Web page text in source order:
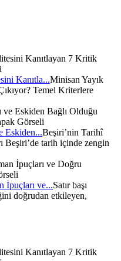
Kanıtla...Minisan Yayık
Temel Kriterlere
Eskiden...Beşiri’nin Tarihî
Beşiri’de tarih içinde zengin
İpuçları ve...Satır başı
doğrudan etkileyen,